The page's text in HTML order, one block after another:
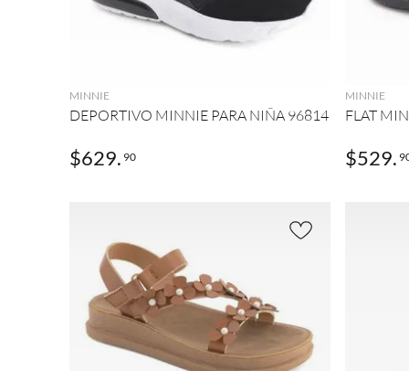
MINNIE
DEPORTIVO MINNIE PARA NIÑA 96814
$629. 90
MINNIE
FLAT
$529.